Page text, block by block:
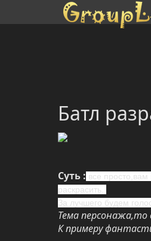
Батл
Суть : все
раскрасить.
За лучшего будем
Тема персонажа,то
К примеру
Имя пользователя или